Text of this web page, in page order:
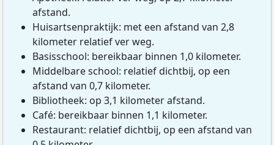
afstand.
Huisartsenpraktijk: met een afstand van 2,8
kilometer relatief ver weg.
Basisschool: bereikbaar binnen 1,0 kilometer.
Middelbare school: relatief dichtbij, op een
afstand van 0,7 kilometer.
Bibliotheek: op 3,1 kilometer afstand.
Café: bereikbaar binnen 1,1 kilometer.
Restaurant: relatief dichtbij, op een afstand van